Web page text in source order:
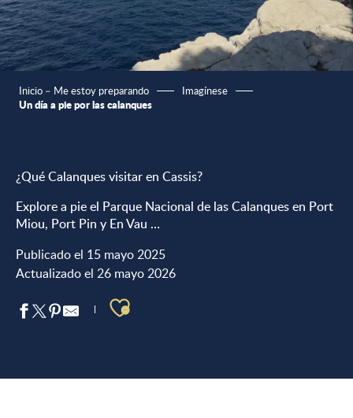
Inicio – Me estoy preparando Imagínese
Un día a pie por las calanques
¿Qué Calanques visitar en Cassis?
Explore a pie el Parque Nacional de las Calanques en Port
Miou, Port Pin y En Vau …
Publicado el 15 mayo 2025
Actualizado el 26 mayo 2026
Ajouter aux favoris